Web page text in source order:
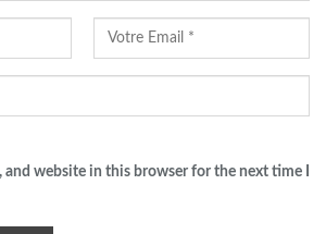
and website in this browser for the next time I